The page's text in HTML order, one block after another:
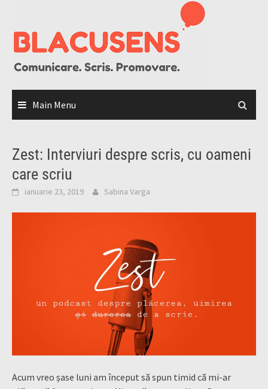
content
Main Menu
Zest: Interviuri despre scris, cu oameni
care scriu
ianuarie 23, 2019 Sabina Varga
Acum vreo șase luni am început să spun timid că mi-ar